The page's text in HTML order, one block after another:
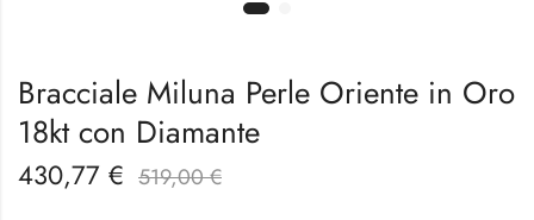
Bracciale Miluna Perle Oriente in Oro
18kt con Diamante
430,77 € 519,00€